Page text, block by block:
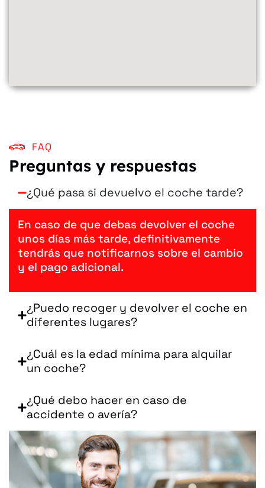
FAQ
Preguntas y respuestas
¿Qué pasa si devuelvo el coche tarde?
En caso de que debas devolver el coche
unos días más tarde, definitivamente
tendrás que notificarnos sobre el cambio
y el pago adicional.
¿Puedo recoger y devolver el coche en
diferentes lugares?
¿Cuál es la edad mínima para alquilar
un coche?
¿Qué debo hacer en caso de
accidente o avería?